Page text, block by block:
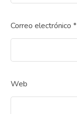
Correo electrónico*
Web